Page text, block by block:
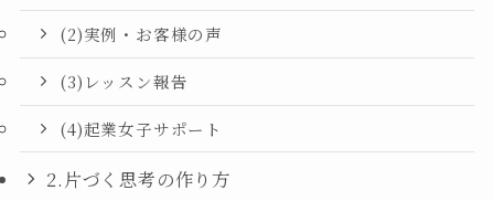
(2)実例・お客様の声
(3)レッスン報告
(4)起業女子サポート
2.片づく思考の作り方